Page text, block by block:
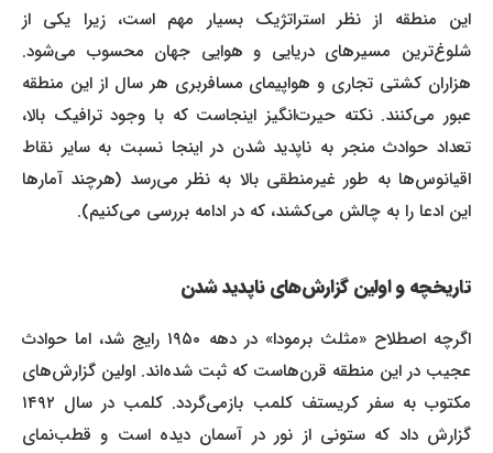
این منطقه از نظر استراتژیک بسیار مهم است، زیرا یکی از
شلوغ‌ترین مسیرهای دریایی و هوایی جهان محسوب می‌شود.
هزاران کشتی تجاری و هواپیمای مسافربری هر سال از این منطقه
عبور می‌کنند. نکته حیرت‌انگیز اینجاست که با وجود ترافیک بالا،
تعداد حوادث منجر به ناپدید شدن در اینجا نسبت به سایر نقاط
اقیانوس‌ها به طور غیرمنطقی بالا به نظر می‌رسد (هرچند آمارها
این ادعا را به چالش می‌کشند، که در ادامه بررسی می‌کنیم).
تاریخچه و اولین گزارش‌های ناپدید شدن
اگرچه اصطلاح «مثلث برمودا» در دهه ۱۹۵۰ رایج شد، اما حوادث
عجیب در این منطقه قرن‌هاست که ثبت شده‌اند. اولین گزارش‌های
مکتوب به سفر کریستف کلمب بازمی‌گردد. کلمب در سال ۱۴۹۲
گزارش داد که ستونی از نور در آسمان دیده است و قطب‌نمای